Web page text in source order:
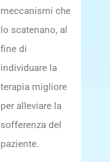
meccanismi che
lo scatenano, al
fine di
individuare la
terapia migliore
per alleviare la
sofferenza del
paziente.